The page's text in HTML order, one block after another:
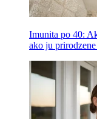
Imunita po 40:
ako ju